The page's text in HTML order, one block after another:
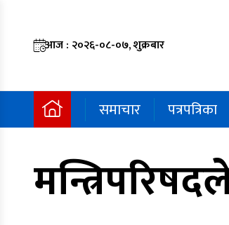
आज : २०२६-०८-०७, शुक्रबार
समाचार पत्रपत्रिका